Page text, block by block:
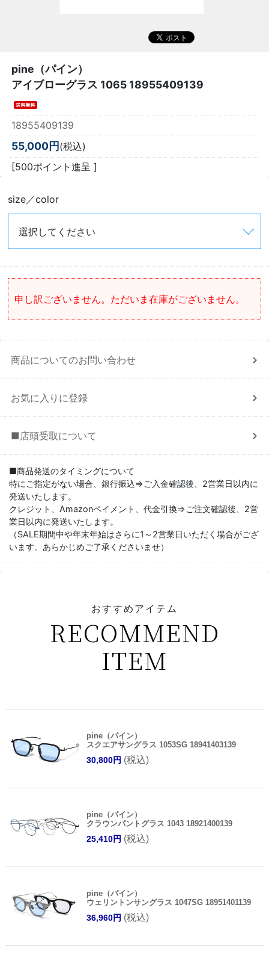
pine（パイン）
アイブローグラス 1065 18955409139
18955409139
55,000円(税込)
[500ポイント進呈 ]
size／color
申し訳ございません。ただいま在庫がございません。
商品についてのお問い合わせ
お気に入りに登録
■店頭受取について
■商品発送のタイミングについて
特にご指定がない場合、銀行振込⇒ご入金確認後、2営業日以内に
発送いたします。
クレジット、Amazonペイメント、代金引換⇒ご注文確認後、2営
業日以内に発送いたします。
（SALE期間中や年末年始はさらに1～2営業日いただく場合がござ
います。あらかじめご了承くださいませ）
おすすめアイテム
RECOMMEND
ITEM
pine（パイン）
スクエアサングラス 1053SG 18941403139
30,800円 (税込)
pine（パイン）
クラウンパントグラス 1043 18921400139
25,410円 (税込)
pine（パイン）
ウェリントンサングラス 1047SG 18951401139
36,960円 (税込)